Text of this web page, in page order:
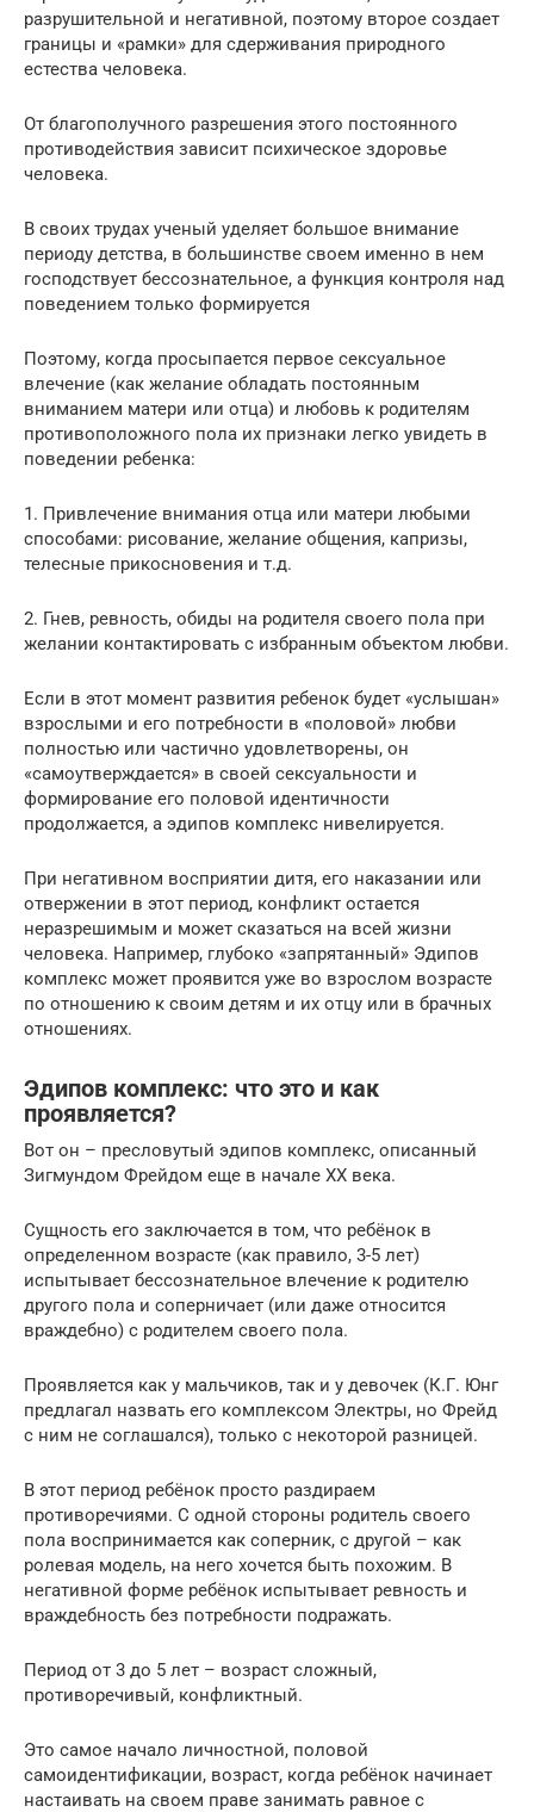
разрушительной и негативной, поэтому второе создает
границы и «рамки» для сдерживания природного
естества человека.
От благополучного разрешения этого постоянного
противодействия зависит психическое здоровье
человека.
В своих трудах ученый уделяет большое внимание
периоду детства, в большинстве своем именно в нем
господствует бессознательное, а функция контроля над
поведением только формируется
Поэтому, когда просыпается первое сексуальное
влечение (как желание обладать постоянным
вниманием матери или отца) и любовь к родителям
противоположного пола их признаки легко увидеть в
поведении ребенка:
1. Привлечение внимания отца или матери любыми
способами: рисование, желание общения, капризы,
телесные прикосновения и т.д.
2. Гнев, ревность, обиды на родителя своего пола при
желании контактировать с избранным объектом любви.
Если в этот момент развития ребенок будет «услышан»
взрослыми и его потребности в «половой» любви
полностью или частично удовлетворены, он
«самоутверждается» в своей сексуальности и
формирование его половой идентичности
продолжается, а эдипов комплекс нивелируется.
При негативном восприятии дитя, его наказании или
отвержении в этот период, конфликт остается
неразрешимым и может сказаться на всей жизни
человека. Например, глубоко «запрятанный» Эдипов
комплекс может проявится уже во взрослом возрасте
по отношению к своим детям и их отцу или в брачных
отношениях.
Эдипов комплекс: что это и как
проявляется?
Вот он – пресловутый эдипов комплекс, описанный
Зигмундом Фрейдом еще в начале ХХ века.
Сущность его заключается в том, что ребёнок в
определенном возрасте (как правило, 3-5 лет)
испытывает бессознательное влечение к родителю
другого пола и соперничает (или даже относится
враждебно) с родителем своего пола.
Проявляется как у мальчиков, так и у девочек (К.Г. Юнг
предлагал назвать его комплексом Электры, но Фрейд
с ним не соглашался), только с некоторой разницей.
В этот период ребёнок просто раздираем
противоречиями. С одной стороны родитель своего
пола воспринимается как соперник, с другой – как
ролевая модель, на него хочется быть похожим. В
негативной форме ребёнок испытывает ревность и
враждебность без потребности подражать.
Период от 3 до 5 лет – возраст сложный,
противоречивый, конфликтный.
Это самое начало личностной, половой
самоидентификации, возраст, когда ребёнок начинает
настаивать на своем праве занимать равное с